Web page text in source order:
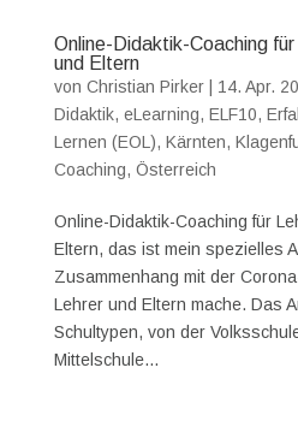
Online-Didaktik-Coaching
und Eltern
von Christian Pirker| 14. Apr.
Didaktik, eLearning, ELF10,
Lernen (EOL), Kärnten,
Coaching, Österreich
Online-Didaktik-Coaching für
Eltern, das ist mein spezielles
Zusammenhang mit der
Lehrer und Eltern mache. Das
Schultypen, von der
Mittelschule...